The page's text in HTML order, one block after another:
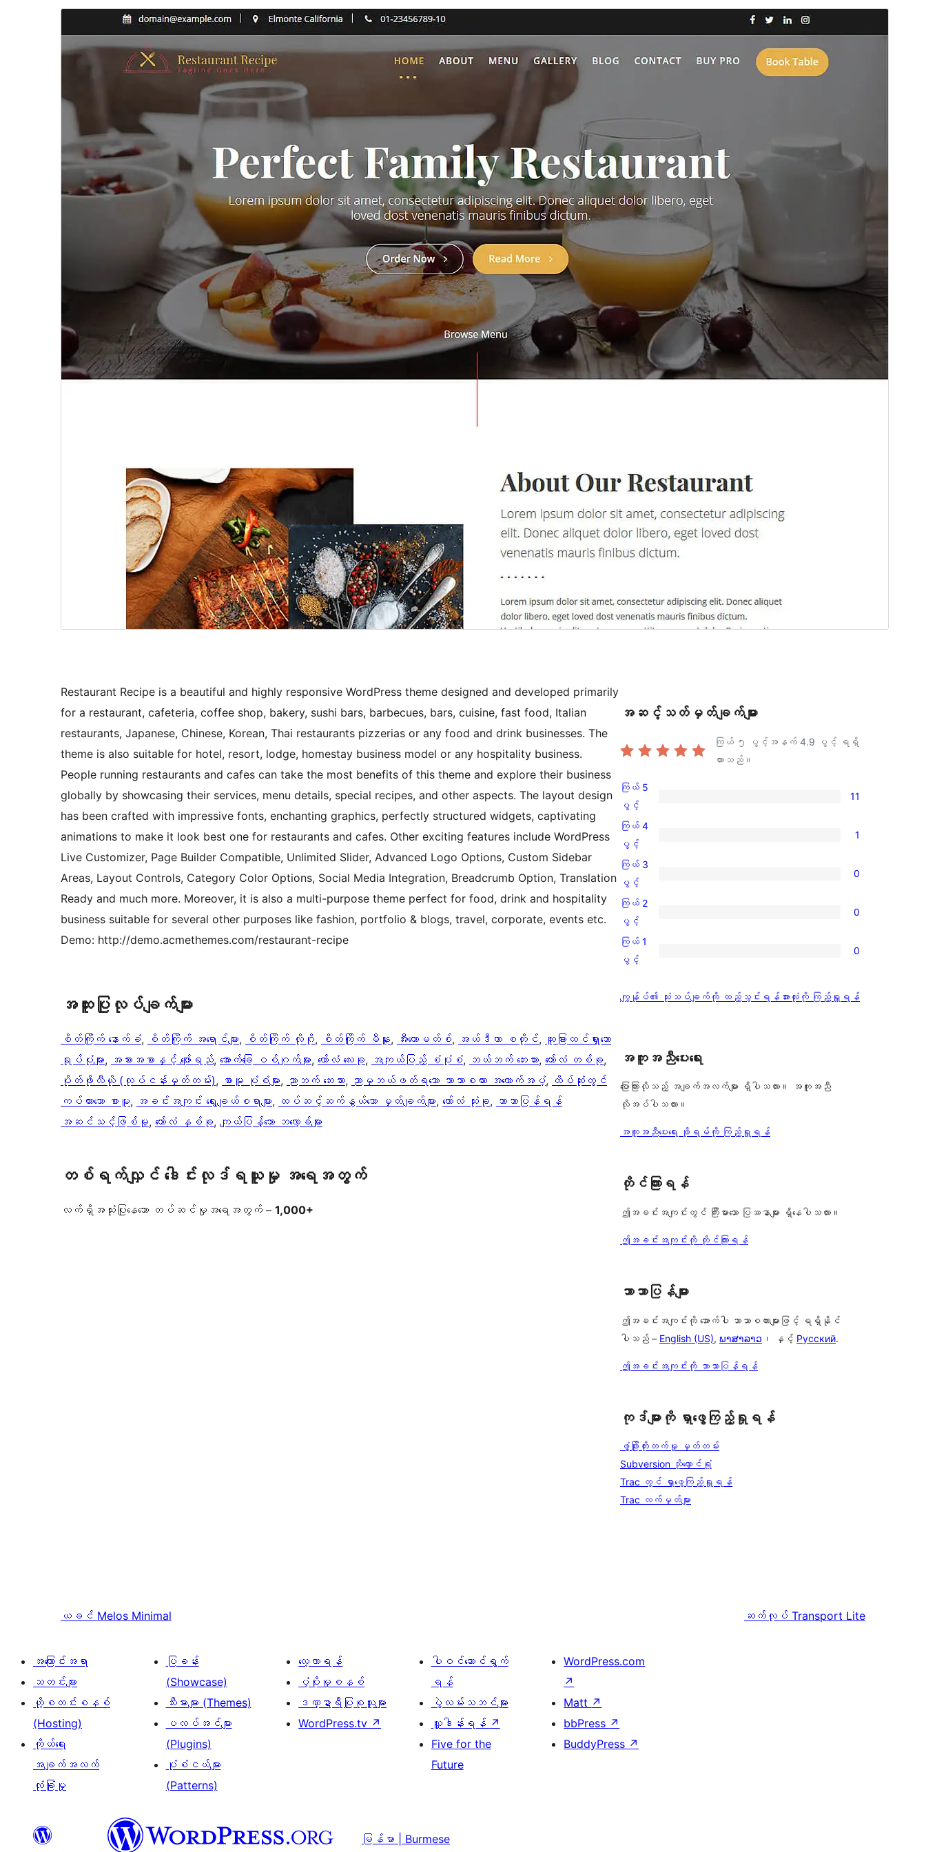
ရယူရန်
နောက်ဆုံး မွမ်းမံခဲ့သည့် အချိန်
ဇူလိုင် 16, 2026
Restaurant Recipe is a beautiful and highly responsive WordPress theme designed and developed primarily
for a restaurant, cafeteria, coffee shop, bakery, sushi bars, barbecues, bars, cuisine, fast food, Italian
restaurants, Japanese, Chinese, Korean, Thai restaurants pizzerias or any food and drink businesses. The
theme is also suitable for hotel, resort, lodge, homestay business model or any hospitality business.
People running restaurants and cafes can take the most benefits of this theme and explore their business
globally by showcasing their services, menu details, special recipes, and other aspects. The layout design
has been crafted with impressive fonts, enchanting graphics, perfectly structured widgets, captivating
animations to make it look best one for restaurants and cafes. Other exciting features include WordPress
Live Customizer, Page Builder Compatible, Unlimited Slider, Advanced Logo Options, Custom Sidebar
Areas, Layout Controls, Category Color Options, Social Media Integration, Breadcrumb Option, Translation
Ready and much more. Moreover, it is also a multi-purpose theme perfect for food, drink and hospitality
business suitable for several other purposes like fashion, portfolio & blogs, travel, corporate, events etc.
Demo: http://demo.acmethemes.com/restaurant-recipe
အ​ထူး​ပြု​လုပ်​ချက်​များ
စိတ်ကြိုက် နောက်ခံ, စိတ်ကြိုက် အရောင်များ, စိတ်ကြိုက် လိုဂို, စိတ်ကြိုက် မီနူး, အီးကောမတ်စ်, အယ်ဒီတာ စတိုင်, ထူးခြားထင်ရှားသော
ရုပ်ပုံများ, အစားအစာနှင့် ဖျော်ရည်, အောက်ခြေ ဝစ်ဂျက်များ, ကော်လံ လေးခု, အကျယ်ပြည့် စံပုံစံ, ဘယ်ဘက် ဘေးဘား, ကော်လံ တစ်ခု
ပိုတ်ဖိုလီယို (လုပ်ငန်းမှတ်တမ်း), စာမူ ပုံစံများ, ညာဘက် ဘေးဘား, ညာမှဘယ်ဖတ်ရသော ဘာသာစကား အထောက်အပံ့, ထိပ်ဆုံးတွင်
ကပ်ထားသော စာမူ, အခင်းအကျင်း ရွေးချယ်စရာများ, ထပ်ဆင့်ဆက်နွယ်သော မှတ်ချက်များ, ကော်လံ သုံးခု, ဘာသာပြန်ရန်
အဆင်သင့်ဖြစ်မှု, ကော်လံ နှစ်ခု, ကျယ်ပြန့်သော ဘလော့ခ်များ
တစ်ရက်လျှင် ဒေါင်းလုဒ်ရယူမှု အရေအတွက်
လက်ရှိအသုံးပြုနေသော တပ်ဆင်မှုအရေအတွက် – 1,000+
အဆင့်သတ်မှတ်ချက်များ
ကြယ် ၅ ပွင့်အနက် 4.9 ပွင့် ရရှိ
ထားသည်။
ကြယ်
5
ပွင့်
အဆင့်
သုံးသပ်
11
စောင်
ကြယ် 5
ပွင့်
11
ကြယ်
4
ပွင့်
အဆင့်
သုံးသပ်
1
စောင်
ကြယ် 4
ပွင့်
1
ကြယ်
3
ပွင့်
အဆင့်
သုံးသပ်
ကြယ် 3
ပွင့်
0
ကြယ်
2
ပွင့်
သုံးသပ်
ကြယ် 2
ပွင့်
0
ကြယ်
ပွင့်
စောင်
ကြယ် 1
ပွင့်
0
ကျွန်ုပ်၏ သုံးသပ်ချက်ကို ထည့်သွင်းရန်သုံးသပ်
အားလုံးကို ကြည့်ရှုရန်
အကူအညီပေးရေး
ပြောကြားလိုသည့် အချက်အလက်များ ရှိပါသလား။ အကူအညီ
လိုအပ်ပါသလား။
အကူအညီပေးရေး ဖိုရမ်ကို ကြည့်ရှုရန်
တိုင်ကြားရန်
ဤအခင်းအကျင်းတွင် ကြီးမားသော ပြဿနာများ ရှိနေပါသလား။
ဤအခင်းအကျင်းကို တိုင်ကြားရန်
ဘာသာပြန်များ
ဤအခင်းအကျင်းကို အောက်ပါ ဘာသာစကားများဖြင့် ရရှိနိုင်
ပါသည် – English (US), ພາສາລາວ ၊ နှင့် Русский.
ဤအခင်းအကျင်းကို ဘာသာပြန်ရန်
ကုဒ်များကို ရှာဖွေကြည့်ရှုရန်
ဖွံ့ဖြိုးတိုးတက်မှု မှတ်တမ်း
Subversion သိုလှောင်ရုံ
Trac တွင် ရှာဖွေကြည့်ရှုရန်
Trac လက်မှတ်များ
ယခင် Melos Minimal ဆက်လုပ် Transport Lite
အကြောင်းအရာ
သတင်းများ
ဟို့စတင်းစနစ်
(Hosting)
ကိုယ်ရေး
အချက်အလက်
လုံခြုံမှု
ပြခန်း
(Showcase)
သီးမားများ (Themes)
ပလပ်အင်များ
(Plugins)
ပုံစံငယ်များ
(Patterns)
လေ့လာရန်
ပံ့ပိုးမှုစနစ်
ဒဏ္ဍာရီပြုစုသူများ
WordPress.tv ↗
ပါဝင်ဆောင်ရွက်
ရန်
ပွဲလမ်းသဘင်များ
လှူဒါန်းရန် ↗
Five for the
Future
WordPress.com
↗
Matt ↗
bbPress ↗
BuddyPress ↗
မြန်မာ | Burmese